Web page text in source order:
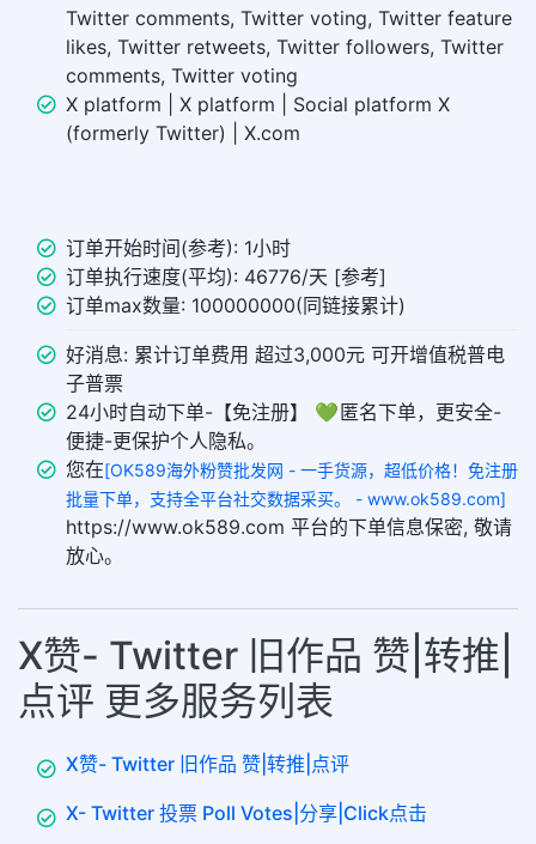
Twitter comments, Twitter voting, Twitter feature
likes, Twitter retweets, Twitter followers, Twitter
comments, Twitter voting
X platform | X platform | Social platform X
(formerly Twitter) | X.com
订单开始时间(参考): 1小时
订单执行速度(平均): 46776/天 [参考]
订单max数量: 100000000(同链接累计)
好消息: 累计订单费用 超过3,000元 可开增值税普电
子普票
24小时自动下单-【免注册】 💚 匿名下单，更安全-
便捷-更保护个人隐私。
您在[OK589海外粉赞批发网 - 一手货源，超低价格！免注册
批量下单，支持全平台社交数据采买。 - www.ok589.com]
https://www.ok589.com 平台的下单信息保密, 敬请
放心。
X赞- Twitter 旧作品 赞|转推|
点评 更多服务列表
X赞- Twitter 旧作品 赞|转推|点评
X- Twitter 投票 Poll Votes|分享|Click点击